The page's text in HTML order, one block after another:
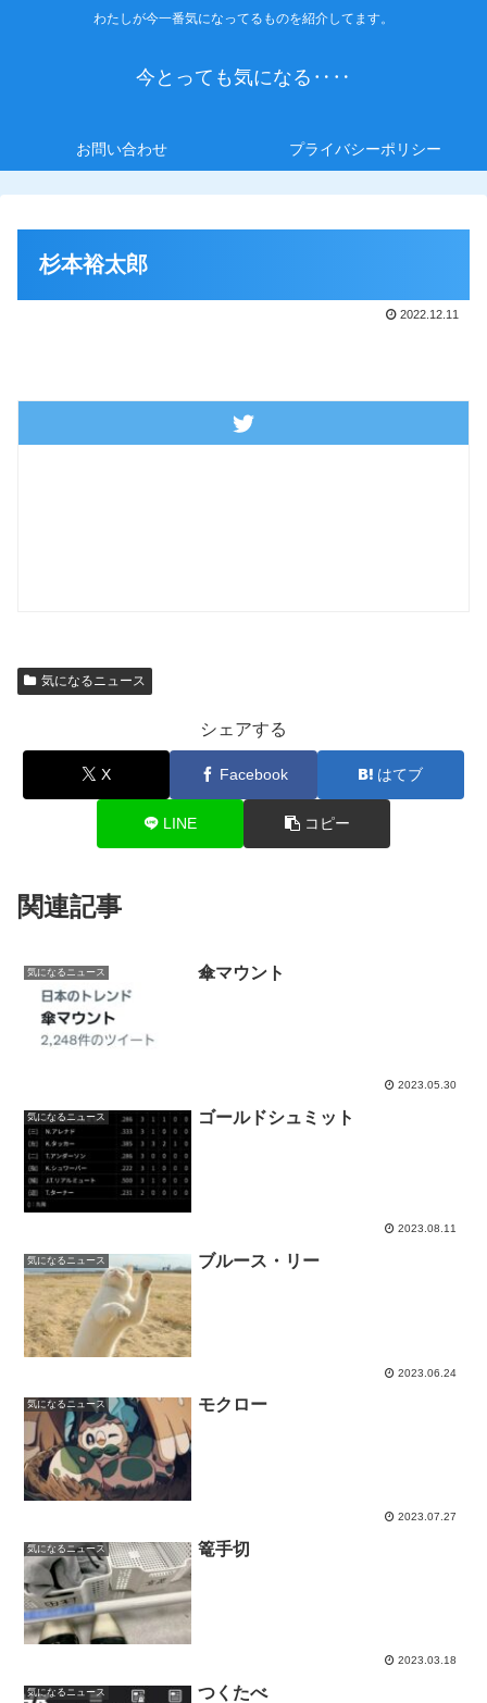
わたしが今一番気になってるものを紹介してます。
今とっても気になる‥‥
お問い合わせ プライバシーポリシー
杉本裕太郎
2022.12.11
気になるニュース
シェアする
X Facebook はてブ
LINE コピー
関連記事
気になるニュース 傘マウント
2023.05.30
気になるニュース ゴールドシュミット
2023.08.11
気になるニュース ブルース・リー
2023.06.24
気になるニュース モクロー
2023.07.27
気になるニュース 篭手切
2023.03.18
気になるニュース つくたべ